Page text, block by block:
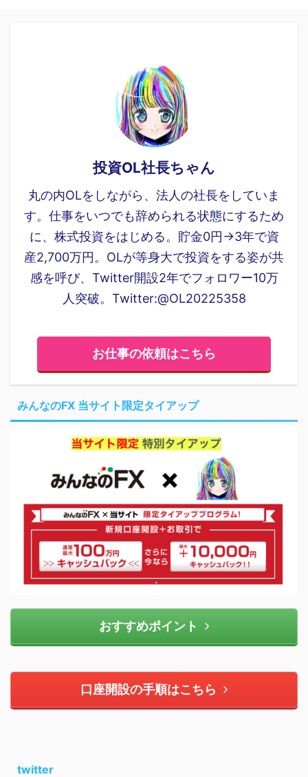
投資OL社長ちゃん
丸の内OLをしながら、法人の社長をしていま
す。仕事をいつでも辞められる状態にするため
に、株式投資をはじめる。貯金0円→3年で資
産2,700万円。OLが等身大で投資をする姿が共
感を呼び、Twitter開設2年でフォロワー10万
人突破。Twitter:@OL20225358
お仕事の依頼はこちら
みんなのFX 当サイト限定タイアップ
おすすめポイント
口座開設の手順はこちら
twitter